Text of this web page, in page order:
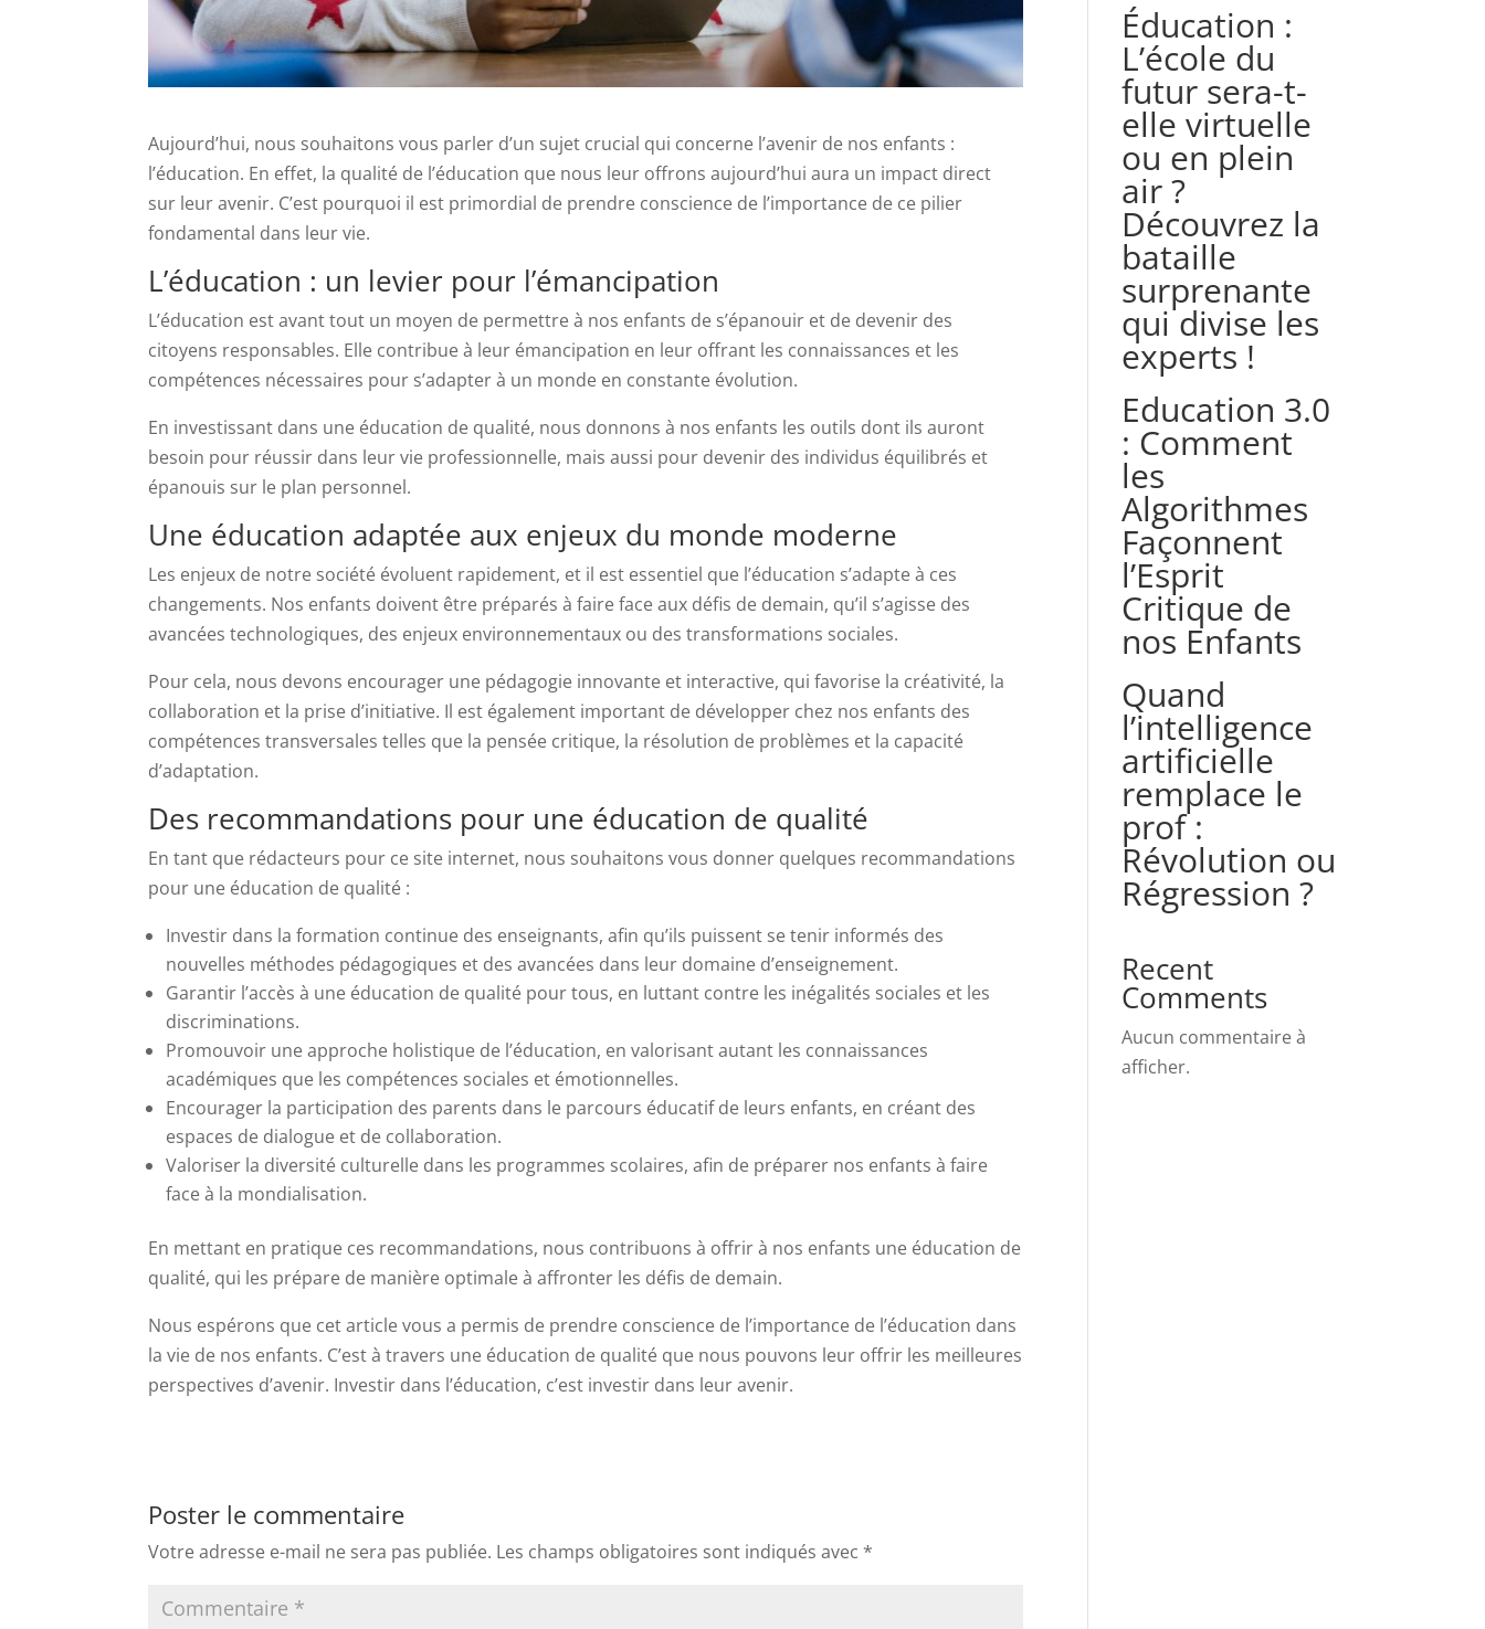
Aujourd’hui, nous souhaitons vous parler d’un sujet crucial qui concerne l’avenir de nos enfants :
l’éducation. En effet, la qualité de l’éducation que nous leur offrons aujourd’hui aura un impact direct
sur leur avenir. C’est pourquoi il est primordial de prendre conscience de l’importance de ce pilier
fondamental dans leur vie.
L’éducation : un levier pour l’émancipation
L’éducation est avant tout un moyen de permettre à nos enfants de s’épanouir et de devenir des
citoyens responsables. Elle contribue à leur émancipation en leur offrant les connaissances et les
compétences nécessaires pour s’adapter à un monde en constante évolution.
En investissant dans une éducation de qualité, nous donnons à nos enfants les outils dont ils auront
besoin pour réussir dans leur vie professionnelle, mais aussi pour devenir des individus équilibrés et
épanouis sur le plan personnel.
Une éducation adaptée aux enjeux du monde moderne
Les enjeux de notre société évoluent rapidement, et il est essentiel que l’éducation s’adapte à ces
changements. Nos enfants doivent être préparés à faire face aux défis de demain, qu’il s’agisse des
avancées technologiques, des enjeux environnementaux ou des transformations sociales.
Pour cela, nous devons encourager une pédagogie innovante et interactive, qui favorise la créativité, la
collaboration et la prise d’initiative. Il est également important de développer chez nos enfants des
compétences transversales telles que la pensée critique, la résolution de problèmes et la capacité
d’adaptation.
Des recommandations pour une éducation de qualité
En tant que rédacteurs pour ce site internet, nous souhaitons vous donner quelques recommandations
pour une éducation de qualité :
Investir dans la formation continue des enseignants, afin qu’ils puissent se tenir informés des
nouvelles méthodes pédagogiques et des avancées dans leur domaine d’enseignement.
Garantir l’accès à une éducation de qualité pour tous, en luttant contre les inégalités sociales et les
discriminations.
Promouvoir une approche holistique de l’éducation, en valorisant autant les connaissances
académiques que les compétences sociales et émotionnelles.
Encourager la participation des parents dans le parcours éducatif de leurs enfants, en créant des
espaces de dialogue et de collaboration.
Valoriser la diversité culturelle dans les programmes scolaires, afin de préparer nos enfants à faire
face à la mondialisation.
En mettant en pratique ces recommandations, nous contribuons à offrir à nos enfants une éducation de
qualité, qui les prépare de manière optimale à affronter les défis de demain.
Nous espérons que cet article vous a permis de prendre conscience de l’importance de l’éducation dans
la vie de nos enfants. C’est à travers une éducation de qualité que nous pouvons leur offrir les meilleures
perspectives d’avenir. Investir dans l’éducation, c’est investir dans leur avenir.
Poster le commentaire
Votre adresse e-mail ne sera pas publiée. Les champs obligatoires sont indiqués avec *
Éducation :
L’école du
futur sera-t-
elle virtuelle
ou en plein
air ?
Découvrez la
bataille
surprenante
qui divise les
experts !
Education 3.0
: Comment
les
Algorithmes
Façonnent
l’Esprit
Critique de
nos Enfants
Quand
l’intelligence
artificielle
remplace le
prof :
Révolution ou
Régression ?
Recent
Comments
Aucun commentaire à
afficher.